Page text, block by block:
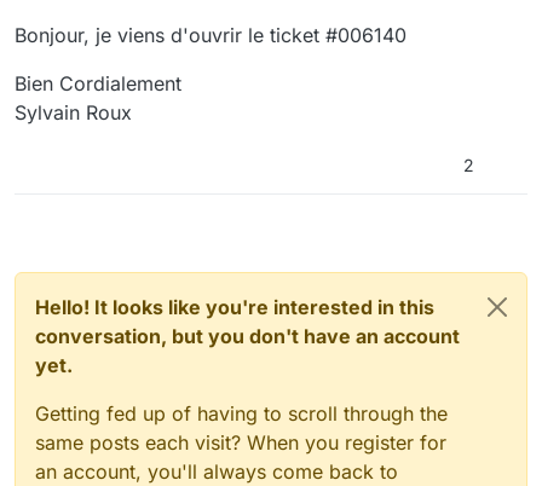
Bonjour, je viens d'ouvrir le ticket #006140
Bien Cordialement
Sylvain Roux
2
Hello! It looks like you're interested in this
conversation, but you don't have an account
yet.
Getting fed up of having to scroll through the
same posts each visit? When you register for
an account, you'll always come back to